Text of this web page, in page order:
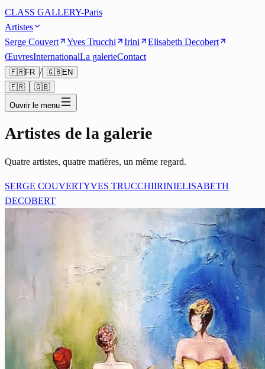
CLASS GALLERY-Paris
Artistes
Serge Couvert
Yves Trucchi Irini
Elisabeth Decobert
ŒuvresInternationalLa galerieContact
🇫🇷FR / 🇬🇧EN
🇫🇷
🇬🇧
Ouvrir le menu
Artistes de la galerie
Quatre artistes, quatre matières, un même regard.
SERGE COUVERTYVES TRUCCHIIRINIELISABETH
DECOBERT